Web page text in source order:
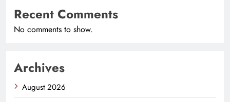
Recent Comments
No comments to show.
Archives
August 2026